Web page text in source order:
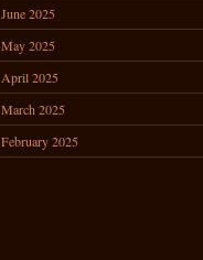
June 2025
May 2025
April 2025
March 2025
February 2025